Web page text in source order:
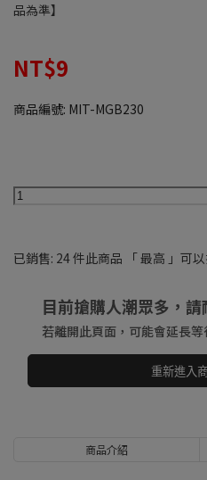
品為準】
NT$9
商品編號: MIT-MGB230
已銷售: 24 件此商品 「 最高 」可
目前搶購人潮眾多，請
若離開此頁面，可能會延長等
重新進入
商品介紹